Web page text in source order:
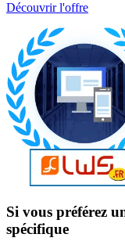
Découvrir l'offre
Si vous préférez
spécifique